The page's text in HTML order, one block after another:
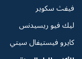
فيفث سكوير
ليك فيو ريسيدنس
كايرو فيستيفال سيتي